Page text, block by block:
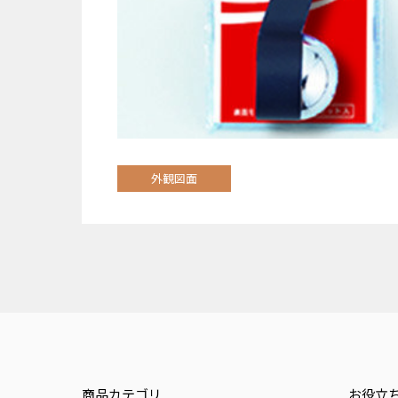
外観図面
商品カテゴリ お役立